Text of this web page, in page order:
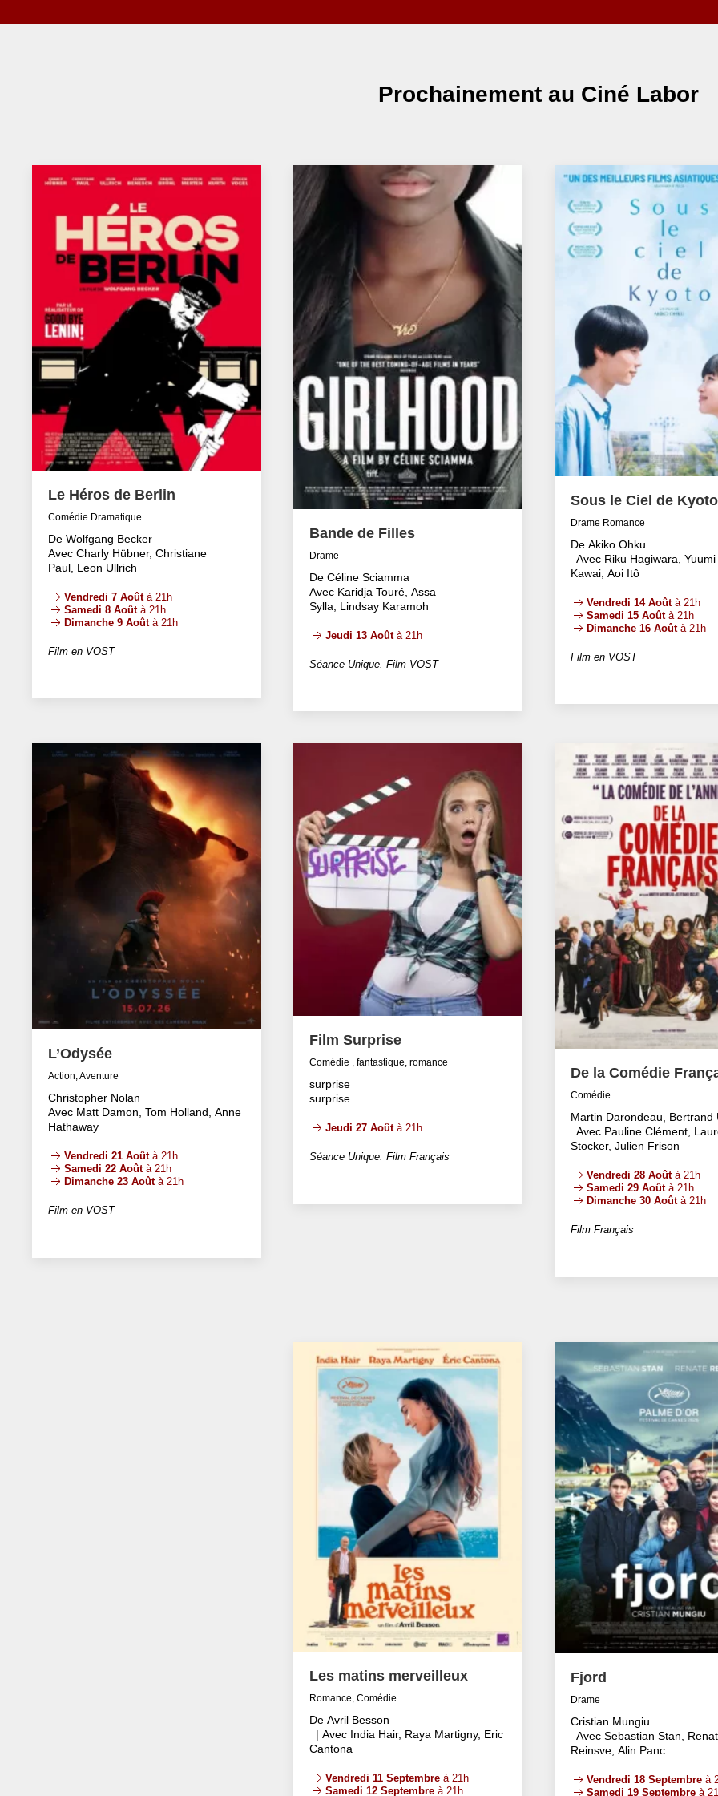
Prochainement au Ciné Labor
Le Héros de Berlin
Comédie Dramatique
De Wolfgang Becker
Avec Charly Hübner, Christiane
Paul, Leon Ullrich
Vendredi 7 Aoûtà 21h
Samedi 8 Aoûtà 21h
Dimanche 9 Aoûtà 21h
Film en VOST
Bande de Filles
Drame
De Céline Sciamma
Avec Karidja Touré, Assa
Sylla, Lindsay Karamoh
Jeudi 13 Aoûtà 21h
Séance Unique. Film VOST
Sous le Ciel de Kyoto
Drame Romance
De Akiko Ohku
Avec Riku Hagiwara, Yuumi
Kawai, Aoi Itô
Vendredi 14 Aoûtà 21h
Samedi 15 Aoûtà 21h
Dimanche 16 Aoûtà 21h
Film en VOST
L’Odysée
Action, Aventure
Christopher Nolan
Avec Matt Damon, Tom Holland, Anne
Hathaway
Vendredi 21 Aoûtà 21h
Samedi 22 Aoûtà 21h
Dimanche 23 Aoûtà 21h
Film en VOST
Film Surprise
Comédie , fantastique, romance
surprise
surprise
Jeudi 27 Aoûtà 21h
Séance Unique. Film Français
De la Comédie
Comédie
Martin Darondeau, Bertrand
Avec Pauline Clément,
Stocker, Julien Frison
Vendredi 28 Aoûtà 21h
Samedi 29 Aoûtà 21h
Dimanche 30 Aoûtà 21h
Film Français
Les matins merveilleux
Romance, Comédie
De Avril Besson
| Avec India Hair, Raya Martigny, Eric
Cantona
Vendredi 11 Septembre à 21h
Samedi 12 Septembre à 21h
Fjord
Drame
Cristian Mungiu
Avec Sebastian Stan,
Reinsve, Alin Panc
Vendredi 18 Septembre à
Samedi 19 Septembre à